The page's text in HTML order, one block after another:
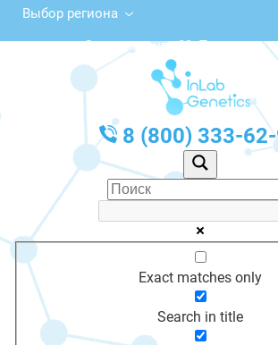
Выбор региона
Советская ул., 89, Поворино
с 10:00 до 20:00
График работы: Пн-Пт с 10:00 до
8 (800) 333-
Exact matches only
Search in title